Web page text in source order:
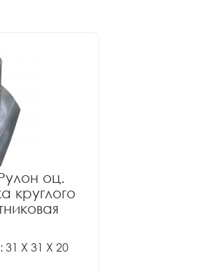
оц.
круглого
X 31 X 20